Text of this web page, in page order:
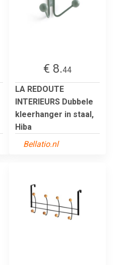
€ 8.44
LA REDOUTE
INTERIEURS Dubbele
kleerhanger in staal,
Hiba
Bellatio.nl